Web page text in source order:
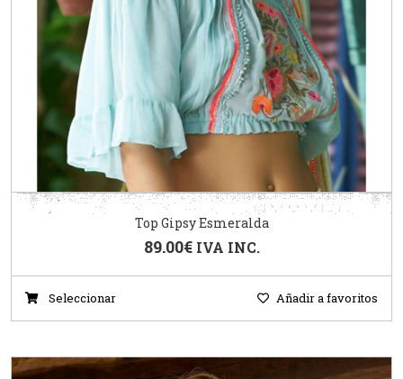
Top Gipsy Esmeralda
89.00€ IVA INC.
Seleccionar Añadir a favoritos